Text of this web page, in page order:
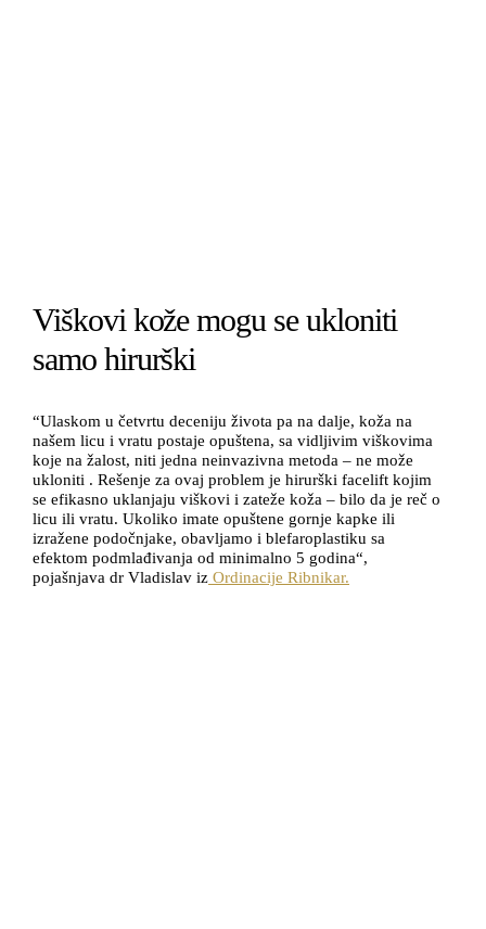
Viškovi kože mogu se ukloniti
samo hirurški
“Ulaskom u četvrtu deceniju života pa na dalje, koža na
našem licu i vratu postaje opuštena, sa vidljivim viškovima
koje na žalost, niti jedna neinvazivna metoda – ne može
ukloniti . Rešenje za ovaj problem je hirurški facelift kojim
se efikasno uklanjaju viškovi i zateže koža – bilo da je reč o
licu ili vratu. Ukoliko imate opuštene gornje kapke ili
izražene podočnjake, obavljamo i blefaroplastiku sa
efektom podmlađivanja od minimalno 5 godina“,
pojašnjava dr Vladislav iz Ordinacije Ribnikar.